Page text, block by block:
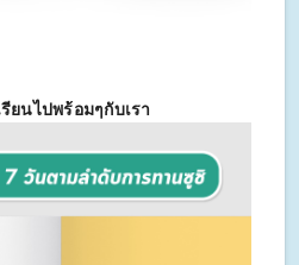
นไปพร้อมๆกับเรา